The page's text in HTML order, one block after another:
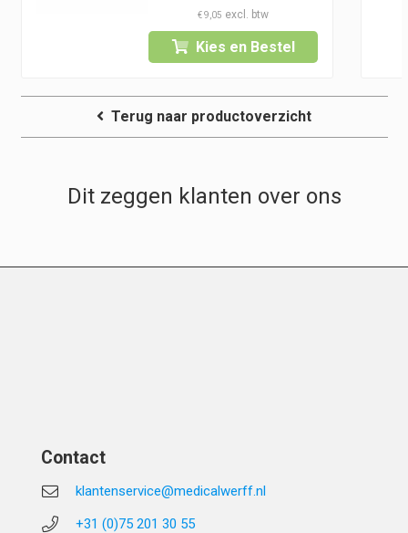
€9,05
Kies en Bestel
Terug naar productoverzicht
Dit zeggen klanten over ons
Contact
klantenservice@medicalwerff.nl
+31 (0)75 201 30 55